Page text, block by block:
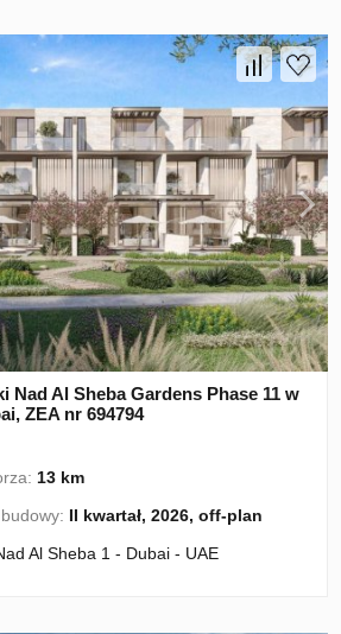
Nad Al Sheba Gardens Phase 11 w
ZEA nr 694794
13 km
II kwartał, 2026, off-plan
Al Sheba 1 - Dubai - UAE